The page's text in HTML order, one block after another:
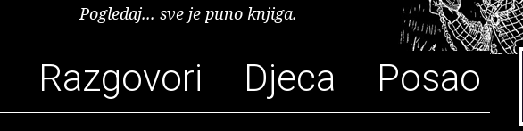
Pogledaj... sve je puno knjiga.
Razgovori Djeca Posao